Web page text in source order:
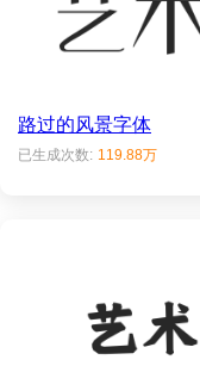
路过的风景字体
已生成次数: 119.88万